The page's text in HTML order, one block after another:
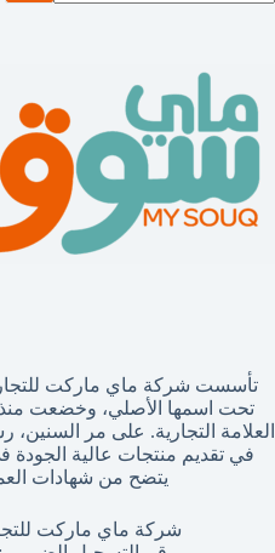
تحت اسمها الأصلي، وخضعت منذ
العلامة التجارية. على مر
في تقديم منتجات عالية الجودة
يتضح من شهادات
شركة ماي ماركت